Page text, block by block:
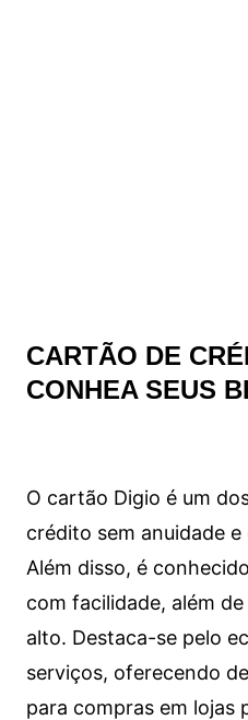
CARTÃO DE
CONHEA SEUS
O cartão Digio é um
crédito sem anuidade
Além disso, é
com facilidade, além
alto. Destaca-se pelo
serviços, oferecendo
para compras em lojas